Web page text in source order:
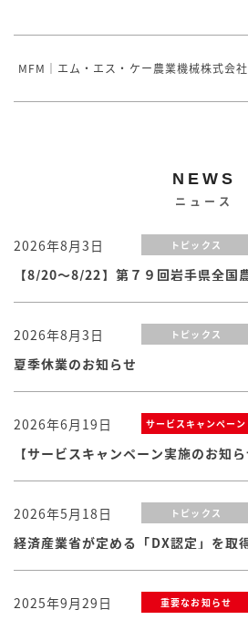
MFM｜エム・エス・ケー農業機械株式会社
NEWS
ニュース
2026年8月3日 トピックス
2026年8月3日 トピックス
夏季休業のお知らせ
2026年6月19日 サービスキャンペーン
2026年5月18日 トピックス
2025年9月29日 重要なお知らせ